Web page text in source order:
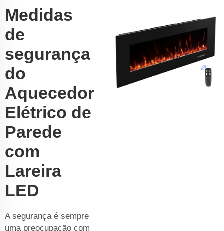
Medidas
de
segurança
do
Aquecedor
Elétrico de
Parede
com
Lareira
LED
A segurança é sempre
uma preocupação com